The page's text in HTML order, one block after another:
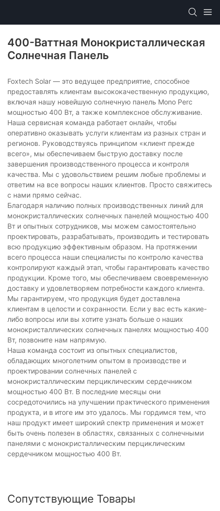
400-Ваттная Монокристаллическая
Солнечная Панель
Foxtech Solar — это ведущее предприятие, способное
предоставлять клиентам высококачественную продукцию,
включая нашу новейшую солнечную панель Mono Perc
мощностью 400 Вт, а также комплексное обслуживание.
Наша сервисная команда работает онлайн, чтобы
оперативно оказывать услуги клиентам из разных стран и
регионов. Руководствуясь принципом «клиент прежде
всего», мы обеспечиваем быструю доставку после
завершения производственного процесса и контроля
качества. Мы с удовольствием решим любые проблемы и
ответим на все вопросы наших клиентов. Просто свяжитесь
с нами прямо сейчас.
Благодаря наличию полных производственных линий для
монокристаллических солнечных панелей мощностью 400
Вт и опытных сотрудников, мы можем самостоятельно
проектировать, разрабатывать, производить и тестировать
всю продукцию эффективным образом. На протяжении
всего процесса наши специалисты по контролю качества
контролируют каждый этап, чтобы гарантировать качество
продукции. Кроме того, мы обеспечиваем своевременную
доставку и удовлетворяем потребности каждого клиента.
Мы гарантируем, что продукция будет доставлена ​​
клиентам в целости и сохранности. Если у вас есть какие-
либо вопросы или вы хотите узнать больше о наших
монокристаллических солнечных панелях мощностью 400
Вт, позвоните нам напрямую.
Наша команда состоит из опытных специалистов,
обладающих многолетним опытом в производстве и
проектировании солнечных панелей с
монокристаллическим перциклическим сердечником
мощностью 400 Вт. В последние месяцы они
сосредоточились на улучшении практического применения
продукта, и в итоге им это удалось. Мы гордимся тем, что
наш продукт имеет широкий спектр применения и может
быть очень полезен в областях, связанных с солнечными
панелями с монокристаллическим перциклическим
сердечником мощностью 400 Вт.
Сопутствующие Товары